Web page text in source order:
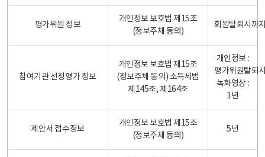
평가위원 정보
개인정보 보호법 제15조
(정보주체 동의)
회원탈퇴시까
참여기관 선정평가 정보
개인정보 보호법 제15조
(정보주체 동의) 소득세법
제145조, 제164조
개인정보 :
평가위원탈퇴
녹화영상 :
1년
제안서 접수정보
개인정보 보호법 제15조
(정보주체 동의)
5년